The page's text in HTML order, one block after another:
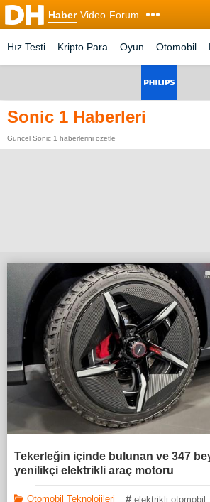
Haber Video Forum
Hız Testi Kripto Para Oyun Otomobil
Sonic 1 Haberleri
Güncel Sonic 1 haberlerini özetle
Tekerleğin içinde bulunan ve 347
yenilikçi elektrikli araç motoru
Otomobil Teknolojileri # elektrikli otomobil